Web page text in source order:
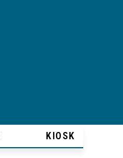
KIOSK